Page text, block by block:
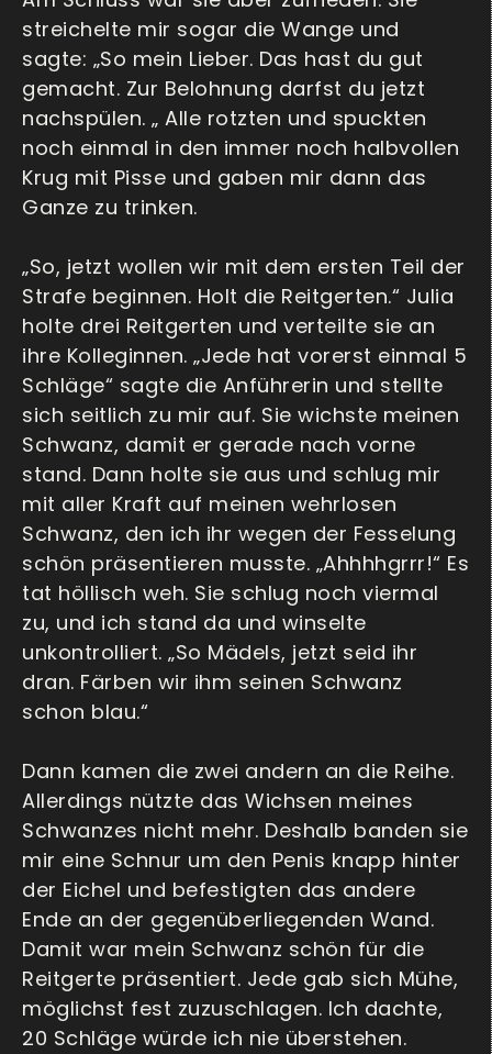
streichelte mir sogar die Wange und
sagte: „So mein Lieber. Das hast du gut
gemacht. Zur Belohnung darfst du jetzt
nachspülen. „ Alle rotzten und spuckten
noch einmal in den immer noch halbvollen
Krug mit Pisse und gaben mir dann das
Ganze zu trinken.
„So, jetzt wollen wir mit dem ersten Teil der
Strafe beginnen. Holt die Reitgerten.“ Julia
holte drei Reitgerten und verteilte sie an
ihre Kolleginnen. „Jede hat vorerst einmal 5
Schläge“ sagte die Anführerin und stellte
sich seitlich zu mir auf. Sie wichste meinen
Schwanz, damit er gerade nach vorne
stand. Dann holte sie aus und schlug mir
mit aller Kraft auf meinen wehrlosen
Schwanz, den ich ihr wegen der Fesselung
schön präsentieren musste. „Ahhhhgrrr!“ Es
tat höllisch weh. Sie schlug noch viermal
zu, und ich stand da und winselte
unkontrolliert. „So Mädels, jetzt seid ihr
dran. Färben wir ihm seinen Schwanz
schon blau.“
Dann kamen die zwei andern an die Reihe.
Allerdings nützte das Wichsen meines
Schwanzes nicht mehr. Deshalb banden sie
mir eine Schnur um den Penis knapp hinter
der Eichel und befestigten das andere
Ende an der gegenüberliegenden Wand.
Damit war mein Schwanz schön für die
Reitgerte präsentiert. Jede gab sich Mühe,
möglichst fest zuzuschlagen. Ich dachte,
20 Schläge würde ich nie überstehen.